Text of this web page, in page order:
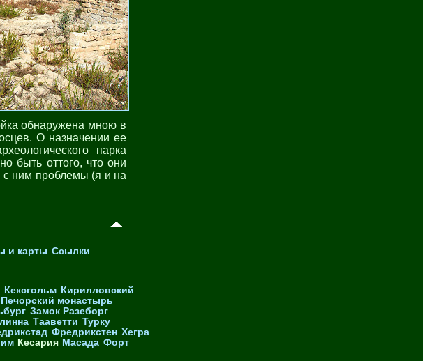
обнаружена мною в
О назначении ее
парка
быть оттого, что они
с ним проблемы (я и на
и карты Ссылки
Кексгольм Кирилловский
Печорcкий монастырь
Замок Разеборг
Тааветти Турку
Фредрикстен Хегра
Кесария Масада Форт